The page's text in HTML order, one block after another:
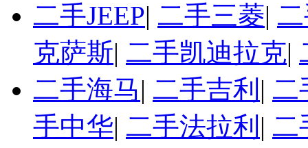
二手JEEP| 二手三菱|
克萨斯| 二手凯迪拉克|
二手海马| 二手吉利 | 二
手中华| 二手法拉利 | 二